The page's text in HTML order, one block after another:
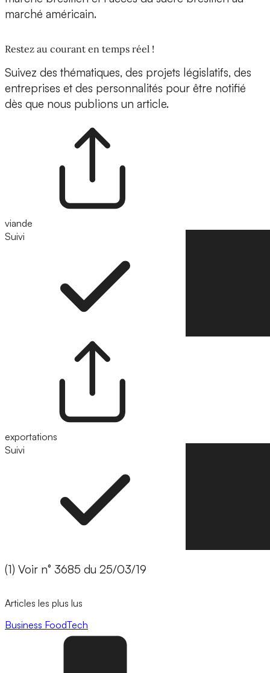
marché américain.
Restez au courant en temps réel !
Suivez des thématiques, des projets législatifs, des
entreprises et des personnalités pour être notifié
dès que nous publions un article.
viande
Suivi
exportations
Suivi
(1) Voir n° 3685 du 25/03/19
Articles les plus lus
Business FoodTech